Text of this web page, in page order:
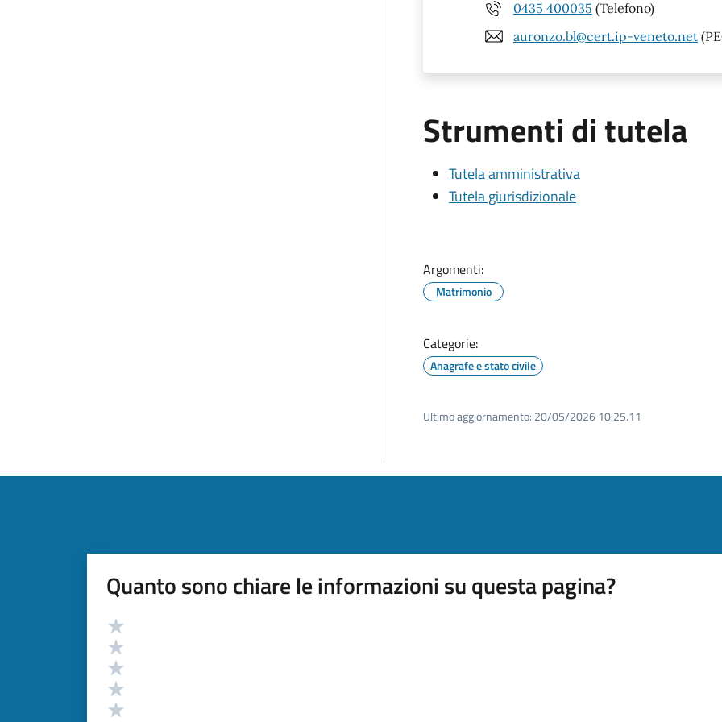
0435 400035 (Telefono)
auronzo.bl@cert.ip-veneto.net
Strumenti di tutela
Tutela amministrativa
Tutela giurisdizionale
Argomenti:
Matrimonio
Categorie:
Anagrafe e stato civile
Ultimo aggiornamento: 20/05/2026 10:25.11
Quanto sono chiare le informazioni su questa pagina?
Valutazione